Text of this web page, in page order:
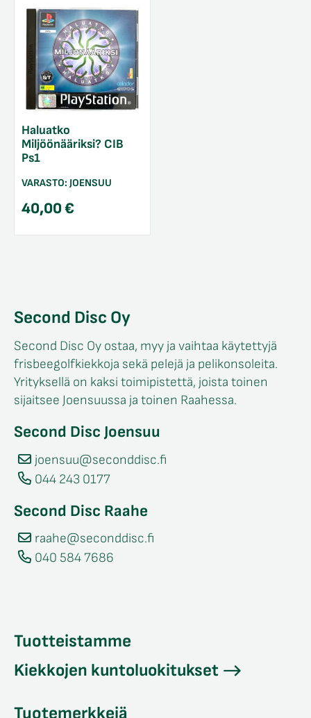
Haluatko
Miljöönääriksi? CIB
Ps1
VARASTO: JOENSUU
40,00€
Second Disc Oy
Second Disc Oy ostaa, myy ja vaihtaa käytettyjä
frisbeegolfkiekkoja sekä pelejä ja pelikonsoleita.
Yrityksellä on kaksi toimipistettä, joista toinen
sijaitsee Joensuussa ja toinen Raahessa.
Second Disc Joensuu
joensuu@seconddisc.fi
044 243 0177
Second Disc Raahe
raahe@seconddisc.fi
040 584 7686
Tuotteistamme
Kiekkojen kuntoluokitukset
Tuotemerkkejä